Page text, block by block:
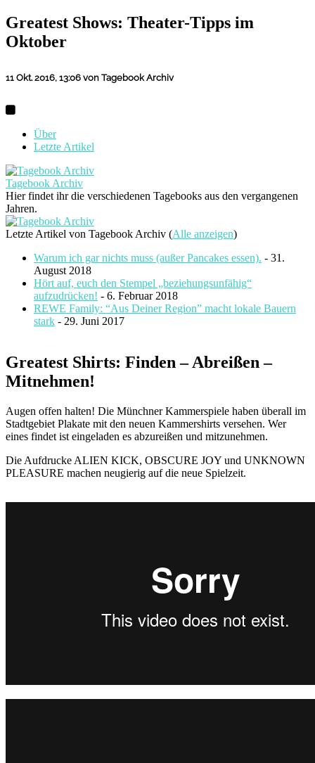
Greatest Shows: Theater-Tipps im
Oktober
11 Okt. 2016, 13:06 von Tagebook Archiv
Über
Letzte Artikel
Tagebook Archiv
Hier findet ihr die verschiedenen Tagebooks aus den vergangenen
Jahren.
Letzte Artikel von Tagebook Archiv (Alle anzeigen)
Warum ich gar nichts muss (außer Pancakes essen). - 31.
August 2018
Hört auf, euch den Stempel „beziehungsunfähig“
aufzudrücken! - 6. Februar 2018
REWE Family: “Aus Deiner Region” macht lokale Bauern
stark - 29. Juni 2017
Greatest Shirts: Finden – Abreißen –
Mitnehmen!
Augen offen halten! Die Münchner Kammerspiele haben überall im
Stadtgebiet Plakate mit den neuen Kammershirts versehen. Wer
eines findet ist eingeladen es abzureißen und mitzunehmen.
Die Aufdrucke ALIEN KICK, OBSCURE JOY und UNKNOWN
PLEASURE machen neugierig auf die neue Spielzeit.